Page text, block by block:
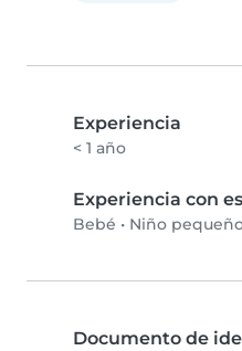
Experiencia
< 1 año
Experiencia con
Bebé • Niño
Documento de